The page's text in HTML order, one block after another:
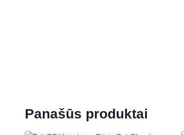
Panašūs produktai